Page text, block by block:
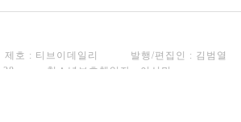
제호 : 티브이데일리
발행/편집인 : 김범열
청소년보호책임자 : 이선민